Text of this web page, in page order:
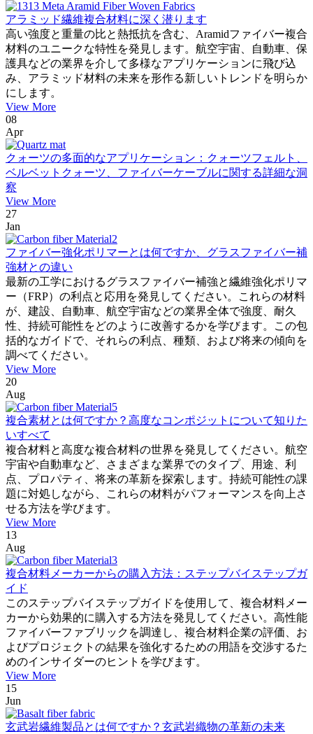
アラミッド繊維複合材料に深く潜ります
高い強度と重量の比と熱抵抗を含む、Aramidファイバー複合
材料のユニークな特性を発見します。航空宇宙、自動車、保
護具などの業界を介して多様なアプリケーションに飛び込
み、アラミッド材料の未来を形作る新しいトレンドを明らか
にします。
View More
08
Apr
クォーツの多面的なアプリケーション：クォーツフェルト、
ベルベットクォーツ、ファイバーケーブルに関する詳細な洞
察
View More
27
Jan
ファイバー強化ポリマーとは何ですか、グラスファイバー補
強材との違い
最新の工学におけるグラスファイバー補強と繊維強化ポリマ
ー（FRP）の利点と応用を発見してください。これらの材料
が、建設、自動車、航空宇宙などの業界全体で強度、耐久
性、持続可能性をどのように改善するかを学びます。この包
括的なガイドで、それらの利点、種類、および将来の傾向を
調べてください。
View More
20
Aug
複合素材とは何ですか？高度なコンポジットについて知りた
いすべて
複合材料と高度な複合材料の世界を発見してください。航空
宇宙や自動車など、さまざまな業界でのタイプ、用途、利
点、プロパティ、将来の革新を探索します。持続可能性の課
題に対処しながら、これらの材料がパフォーマンスを向上さ
せる方法を学びます。
View More
13
Aug
複合材料メーカーからの購入方法：ステップバイステップガ
イド
このステップバイステップガイドを使用して、複合材料メー
カーから効果的に購入する方法を発見してください。高性能
ファイバーファブリックを調達し、複合材料企業の評価、お
よびプロジェクトの結果を強化するための用語を交渉するた
めのインサイダーのヒントを学びます。
View More
15
Jun
玄武岩繊維製品とは何ですか？玄武岩織物の革新の未来